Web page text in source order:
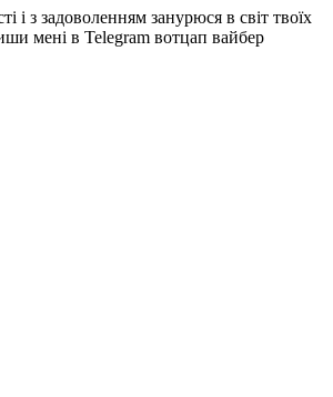
і з задоволенням занурюся в світ твоїх
мені в Telegram вотцап вайбер